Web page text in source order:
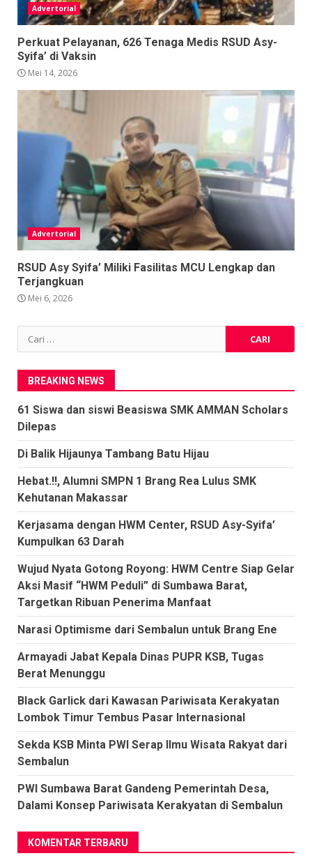
Advertorial
Perkuat Pelayanan, 626 Tenaga Medis RSUD Asy-
Syifa’ di Vaksin
Mei 14, 2026
Advertorial
RSUD Asy Syifa’ Miliki Fasilitas MCU Lengkap dan
Terjangkuan
Mei 6, 2026
Cari
untuk:
BREAKING NEWS
61 Siswa dan siswi Beasiswa SMK AMMAN Scholars
Dilepas
Di Balik Hijaunya Tambang Batu Hijau
Hebat.!!, Alumni SMPN 1 Brang Rea Lulus SMK
Kehutanan Makassar
Kerjasama dengan HWM Center, RSUD Asy-Syifa’
Kumpulkan 63 Darah
Wujud Nyata Gotong Royong: HWM Centre Siap Gelar
Aksi Masif “HWM Peduli” di Sumbawa Barat,
Targetkan Ribuan Penerima Manfaat
Narasi Optimisme dari Sembalun untuk Brang Ene
Armayadi Jabat Kepala Dinas PUPR KSB, Tugas
Berat Menunggu
Black Garlick dari Kawasan Pariwisata Kerakyatan
Lombok Timur Tembus Pasar Internasional
Sekda KSB Minta PWI Serap Ilmu Wisata Rakyat dari
Sembalun
PWI Sumbawa Barat Gandeng Pemerintah Desa,
Dalami Konsep Pariwisata Kerakyatan di Sembalun
KOMENTAR TERBARU